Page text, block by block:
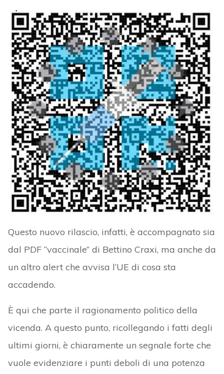
Questo nuovo rilascio, infatti, è accompagnato sia
dal PDF “vaccinale” di Bettino Craxi, ma anche da
un altro alert che avvisa l’UE di cosa sta
accadendo.
È qui che parte il ragionamento politico della
vicenda. A questo punto, ricollegando i fatti degli
ultimi giorni, è chiaramente un segnale forte che
vuole evidenziare i punti deboli di una potenza